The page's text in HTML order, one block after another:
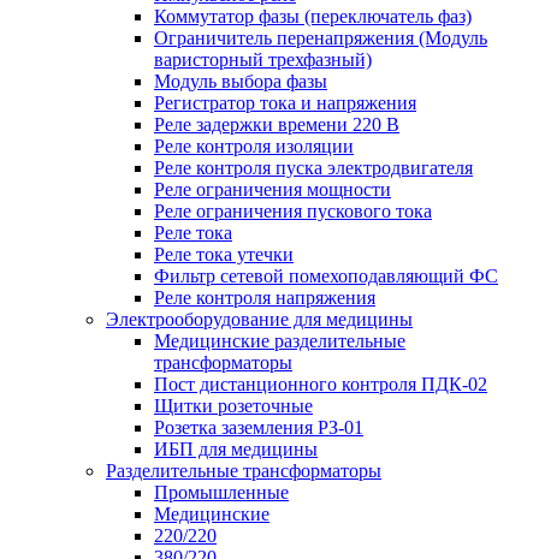
Коммутатор фазы (переключатель фаз)
Ограничитель перенапряжения (Модуль
варисторный трехфазный)
Модуль выбора фазы
Регистратор тока и напряжения
Реле задержки времени 220 В
Реле контроля изоляции
Реле контроля пуска электродвигателя
Реле ограничения мощности
Реле ограничения пускового тока
Реле тока
Реле тока утечки
Фильтр сетевой помехоподавляющий ФС
Реле контроля напряжения
Электрооборудование для медицины
Медицинские разделительные
трансформаторы
Пост дистанционного контроля ПДК-02
Щитки розеточные
Розетка заземления РЗ-01
ИБП для медицины
Разделительные трансформаторы
Промышленные
Медицинские
220/220